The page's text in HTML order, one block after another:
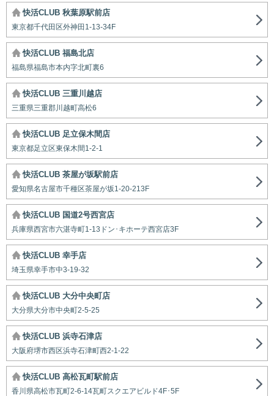
快活CLUB 秋葉原駅前店
東京都千代田区外神田1-13-34F
快活CLUB 福島北店
福島県福島市本内字北町裏6
快活CLUB 三重川越店
三重県三重郡川越町高松6
快活CLUB 足立保木間店
東京都足立区東保木間1-2-1
快活CLUB 茶屋が坂駅前店
愛知県名古屋市千種区茶屋が坂1-20-213F
快活CLUB 国道2号西宮店
兵庫県西宮市六湛寺町1-13ドン･キホーテ西宮店3F
快活CLUB 幸手店
埼玉県幸手市中3-19-32
快活CLUB 大分中央町店
大分県大分市中央町2-5-25
快活CLUB 浜寺石津店
大阪府堺市西区浜寺石津町西2-1-22
快活CLUB 高松瓦町駅前店
香川県高松市瓦町2-6-14瓦町スクエアビルド4F･5F